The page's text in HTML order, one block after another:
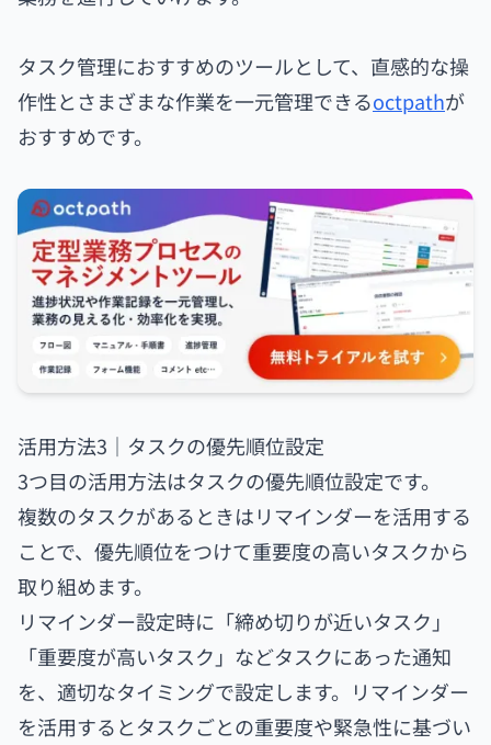
タスク管理におすすめのツールとして、直感的な操
作性とさまざまな作業を一元管理できるoctpathが
おすすめです。
活用方法3｜タスクの優先順位設定
3つ目の活用方法はタスクの優先順位設定です。
複数のタスクがあるときはリマインダーを活用する
ことで、優先順位をつけて重要度の高いタスクから
取り組めます。
リマインダー設定時に「締め切りが近いタスク」
「重要度が高いタスク」などタスクにあった通知
を、適切なタイミングで設定します。リマインダー
を活用するとタスクごとの重要度や緊急性に基づい